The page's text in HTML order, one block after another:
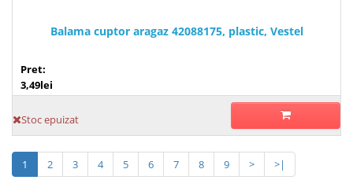
Balama cuptor aragaz 42088175, plastic, Vestel
Pret:
3,49lei
Stoc epuizat
1 2 3 4 5 6 7 8 9 > >|